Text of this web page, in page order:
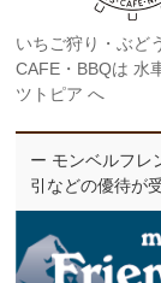
いちご狩り・ぶど
CAFE・BBQは 水
ツトピア へ
ー モンベルフレ
引などの優待が